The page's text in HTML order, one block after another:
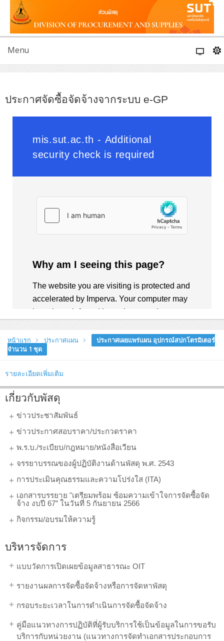
Menu
ประกาศจัดซื้อจัดจ้างจากระบบ e-GP
หน้าแรก ประกาศแผน
ประกาศเผยแพร่แผน อุปกรณ์สปกโตรมิเตอร์
จำนวน 1 ชุด
รายละเอียดเพิ่มเติม
เกี่ยวกับพัสดุ
ข่าวประชาสัมพันธ์
ข่าวประกาศสอบราคา/ประกวดราคา
พ.ร.บ./ระเบียบ/กฎหมาย/หนังสือเวียน
จรรยาบรรณของผู้ปฏิบัติงานด้านพัสดุ พ.ศ. 2543
การประเมินคุณธรรมและความโปร่งใส (ITA)
เอกสารบรรยาย "เตรียมพร้อม ซ้อมความเข้าใจการจัดซื้อจัด
จ้าง งบปี 67” ในวันที่ 5 กันยายน 2566
กิจกรรม/อบรมให้ความรู้
บริหารจัดการ
แบบวัดการเปิดเผยข้อมูลสาธารณะ OIT
รายงานผลการจัดซื้อจัดจ้างหรือการจัดหาพัสดุ
กรอบระยะเวลาในการดำเนินการจัดซื้อจัดจ้าง
คู่มือแนวทางการปฏิบัติที่ผู้รับบริการใช้เป็นข้อมูลในการขอรับ
บริการกับหน่วยงาน (แนวทางการจัดทำเอกสารประกอบการ